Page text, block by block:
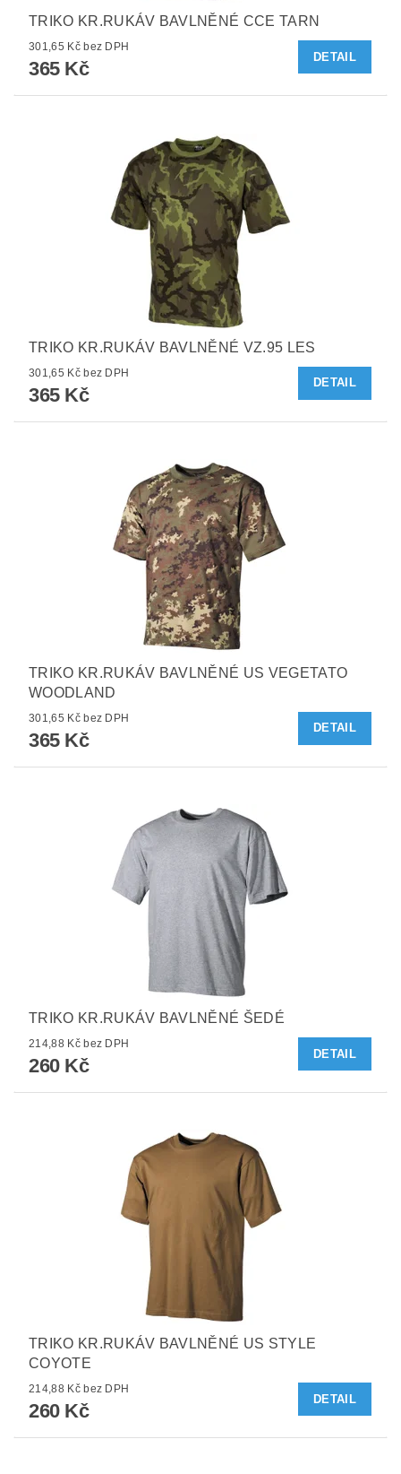
TRIKO KR.RUKÁV BAVLNĚNÉ CCE TARN
301,65 Kč bez DPH
365 Kč
DETAIL
TRIKO KR.RUKÁV BAVLNĚNÉ VZ.95 LES
301,65 Kč bez DPH
365 Kč
DETAIL
TRIKO KR.RUKÁV BAVLNĚNÉ US VEGETATO
WOODLAND
301,65 Kč bez DPH
365 Kč
DETAIL
TRIKO KR.RUKÁV BAVLNĚNÉ ŠEDÉ
214,88 Kč bez DPH
260 Kč
DETAIL
TRIKO KR.RUKÁV BAVLNĚNÉ US STYLE
COYOTE
214,88 Kč bez DPH
260 Kč
DETAIL